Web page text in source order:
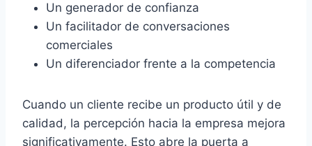
Un generador de confianza
Un facilitador de conversaciones
comerciales
Un diferenciador frente a la competencia
Cuando un cliente recibe un producto útil y de
calidad, la percepción hacia la empresa mejora
significativamente. Esto abre la puerta a